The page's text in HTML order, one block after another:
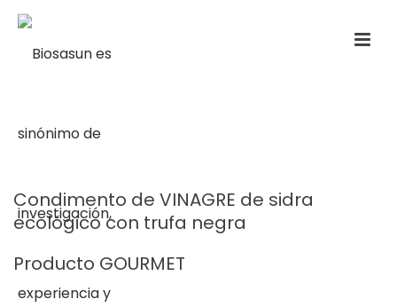
Condimento de VINAGRE de sidra
ecológico con trufa negra
Producto GOURMET